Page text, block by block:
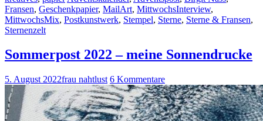
Fransen, Geschenkpapier, MailArt, MittwochsInterview,
MittwochsMix, Postkunstwerk, Stempel, Sterne, Sterne & Fransen,
Sternenzelt
Sommerpost 2022 – meine Sonnendrucke
5. August 2022frau nahtlust 6 Kommentare